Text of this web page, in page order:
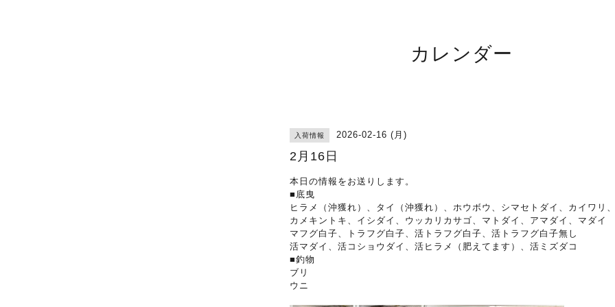
カレンダー
入荷情報 2026-02-16 (月)
2月16日
本日の情報をお送りします。
■底曳
ヒラメ（沖獲れ）、タイ（沖獲れ）、ホウボウ、シマセトダイ、カイワリ
カメキントキ、イシダイ、ウッカリカサゴ、マトダイ、アマダイ、マダイ
マフグ白子、トラフグ白子、活トラフグ白子、活トラフグ白子無し
活マダイ、活コショウダイ、活ヒラメ（肥えてます）、活ミズダコ
■釣物
ブリ
ウニ